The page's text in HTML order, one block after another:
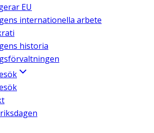
EU
internationella arbete
historia